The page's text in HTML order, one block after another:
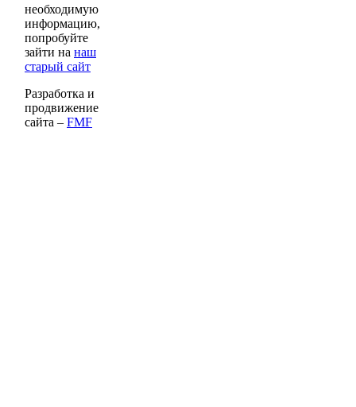
необходимую
информацию,
попробуйте
зайти на наш
старый сайт
Разработка и
продвижение
сайта – FMF